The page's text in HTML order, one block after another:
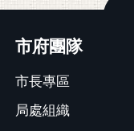
市府團隊
市長專區
局處組織